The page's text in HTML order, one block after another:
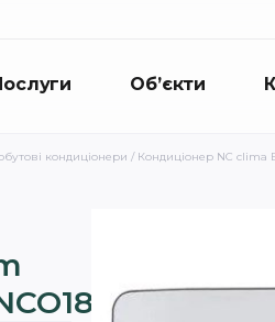
Об’єкти
кондиціонери / Кондиціонер NC clima